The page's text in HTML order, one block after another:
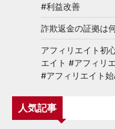
#利益改善
詐欺返金の証拠は
アフィリエイト初
エイト #アフィリ
#アフィリエイト
人気記事